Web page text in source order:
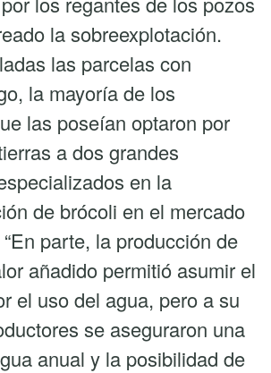
la sobreexplotación.
las parcelas con
la mayoría de los
las poseían optaron por
a dos grandes
en la
de brócoli en el mercado
parte, la producción de
añadido permitió asumir el
el uso del agua, pero a su
se aseguraron una
anual y la posibilidad de